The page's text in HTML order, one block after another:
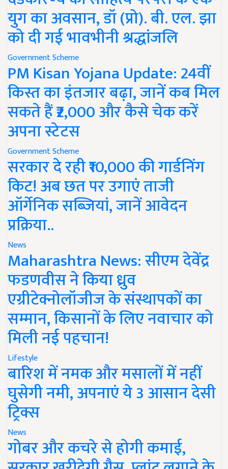
युग का अवसान, डॉ (प्रो). बी. एल. झा
को दी गई भावभीनी श्रद्धांजलि
Government Scheme
PM Kisan Yojana Update: 24वीं
किस्त का इंतजार बढ़ा, जानें कब मिल
सकते हैं ₹2,000 और कैसे चेक करें
अपना स्टेटस
Government Scheme
सरकार दे रही ₹10,000 की गार्डनिंग
किट! अब छत पर उगाएं ताजी
ऑर्गेनिक सब्जियां, जानें आवेदन
प्रक्रिया..
News
Maharashtra News: सीएम देवेंद्र
फडणवीस ने किया ध्रुव
एग्रीटेक्नोलॉजीज के संस्थापकों का
सम्मान, किसानों के लिए नवाचार को
मिली नई पहचान!
Lifestyle
बारिश में नमक और मसालों में नहीं
घुसेगी नमी, अपनाएं ये 3 आसान देसी
ट्रिक्स
News
गोबर और कचरे से होगी कमाई,